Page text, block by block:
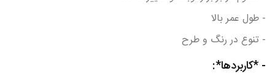
- طول عمر بالا
- تنوع در رنگ و طرح
- *کاربردها*: